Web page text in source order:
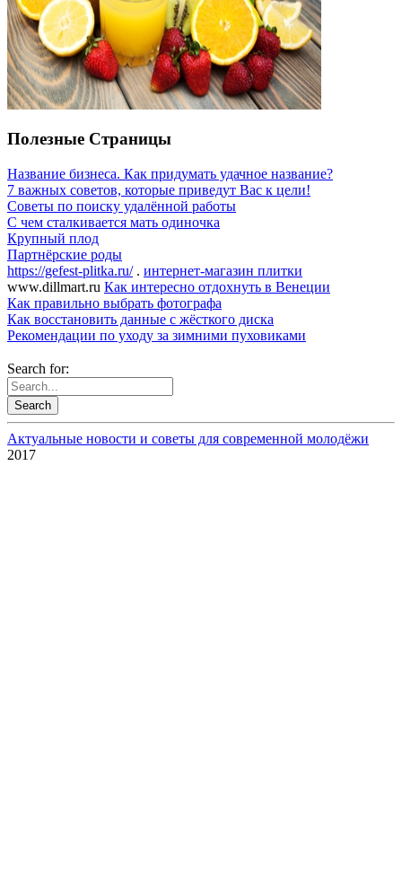
Полезные Страницы
Название бизнеса. Как придумать удачное название?
7 важных советов, которые приведут Вас к цели!
Советы по поиску удалённой работы
С чем сталкивается мать одиночка
Крупный плод
Партнёрские роды
https://gefest-plitka.ru/. интернет-магазин плитки
www.dillmart.ru Как интересно отдохнуть в Венеции
Как правильно выбрать фотографа
Как восстановить данные с жёсткого диска
Рекомендации по уходу за зимними пуховиками
Search for:
Актуальные новости и советы для современной молодёжи
2017